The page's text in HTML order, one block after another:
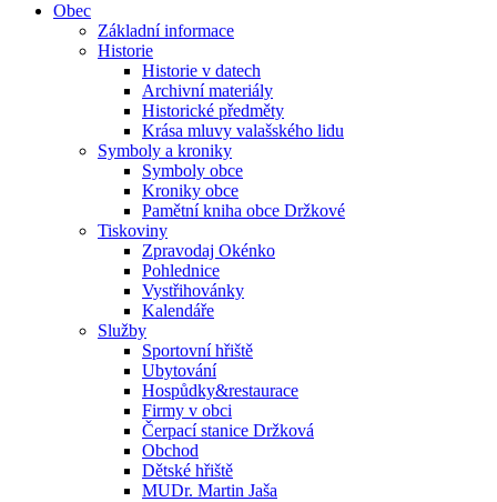
Obec
Základní informace
Historie
Historie v datech
Archivní materiály
Historické předměty
Krása mluvy valašského lidu
Symboly a kroniky
Symboly obce
Kroniky obce
Pamětní kniha obce Držkové
Tiskoviny
Zpravodaj Okénko
Pohlednice
Vystřihovánky
Kalendáře
Služby
Sportovní hřiště
Ubytování
Hospůdky&restaurace
Firmy v obci
Čerpací stanice Držková
Obchod
Dětské hřiště
MUDr. Martin Jaša